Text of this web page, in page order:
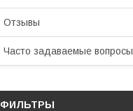
Отзывы
Часто задаваемые вопросы
ФИЛЬТРЫ